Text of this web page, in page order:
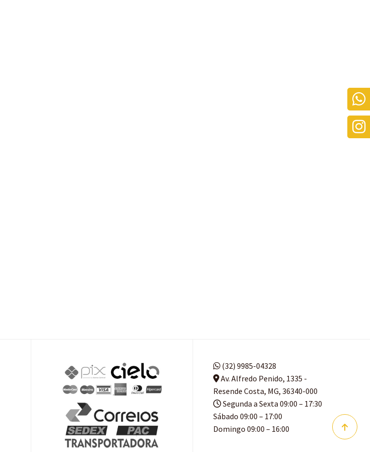
(32) 9985-04328
Av. Alfredo Penido, 1335 -
Resende Costa, MG, 36340-000
Segunda a Sexta 09:00 – 17:30
Sábado 09:00 – 17:00
Domingo 09:00 – 16:00